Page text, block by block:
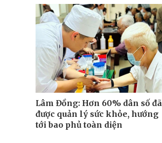
Lâm Đồng: Hơn 60% dân số đã
được quản lý sức khỏe, hướng
tới bao phủ toàn diện